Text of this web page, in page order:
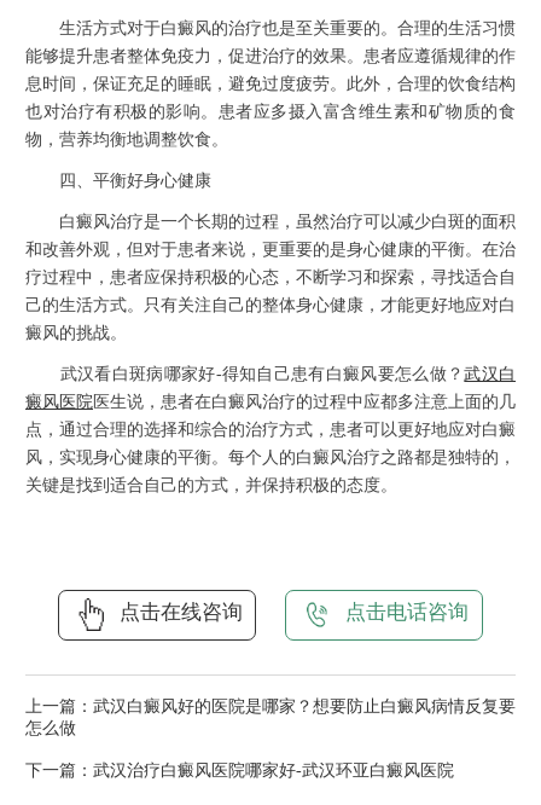
生活方式对于白癜风的治疗也是至关重要的。合理的生活习惯
能够提升患者整体免疫力，促进治疗的效果。患者应遵循规律的作
息时间，保证充足的睡眠，避免过度疲劳。此外，合理的饮食结构
也对治疗有积极的影响。患者应多摄入富含维生素和矿物质的食
物，营养均衡地调整饮食。
四、平衡好身心健康
白癜风治疗是一个长期的过程，虽然治疗可以减少白斑的面积
和改善外观，但对于患者来说，更重要的是身心健康的平衡。在治
疗过程中，患者应保持积极的心态，不断学习和探索，寻找适合自
己的生活方式。只有关注自己的整体身心健康，才能更好地应对白
癜风的挑战。
武汉看白斑病哪家好-得知自己患有白癜风要怎么做？武汉白
癜风医院 医生说，患者在白癜风治疗的过程中应都多注意上面的几
点，通过合理的选择和综合的治疗方式，患者可以更好地应对白癜
风，实现身心健康的平衡。每个人的白癜风治疗之路都是独特的，
关键是找到适合自己的方式，并保持积极的态度。
点击在线咨询 点击电话咨询
上一篇： 武汉白癜风好的医院是哪家？想要防止白癜风病情反复要
怎么做
下一篇： 武汉治疗白癜风医院哪家好-武汉环亚白癜风医院